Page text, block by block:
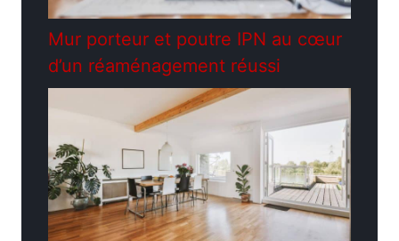
Mur porteur et poutre IPN au cœur
d’un réaménagement réussi